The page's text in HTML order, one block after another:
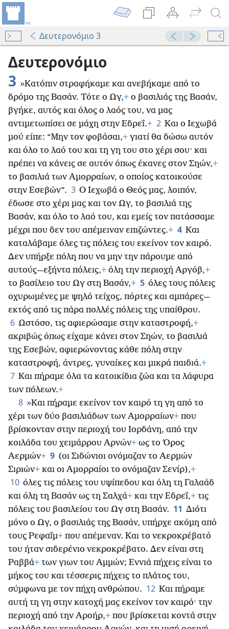
Δευτερονόμιο 3
Δευτερονόμιο
3 »Κατόπιν στραφήκαμε και ανεβήκαμε από το
δρόμο της Βασάν. Τότε ο Ωγ,+ ο βασιλιάς της Βασάν,
βγήκε, αυτός και όλος ο λαός του, να μας
αντιμετωπίσει σε μάχη στην Εδρεΐ.+ 2 Και ο Ιεχωβά
μού είπε: “Μην τον φοβάσαι,+ γιατί θα δώσω αυτόν
και όλο το λαό του και τη γη του στο χέρι σου· και
πρέπει να κάνεις σε αυτόν όπως έκανες στον Σηών,+
το βασιλιά των Αμορραίων, ο οποίος κατοικούσε
στην Εσεβών”. 3 Ο Ιεχωβά ο Θεός μας, λοιπόν,
έδωσε στο χέρι μας και τον Ωγ, το βασιλιά της
Βασάν, και όλο το λαό του, και εμείς τον πατάσσαμε
μέχρι που δεν του απέμειναν επιζώντες.+ 4 Και
καταλάβαμε όλες τις πόλεις του εκείνον τον καιρό.
Δεν υπήρξε πόλη που να μην την πάρουμε από
αυτούς—εξήντα πόλεις,+ όλη την περιοχή Αργόβ,+
το βασίλειο του Ωγ στη Βασάν,+ 5 όλες τους πόλεις
οχυρωμένες με ψηλό τείχος, πόρτες και αμπάρες—
εκτός από τις πάρα πολλές πόλεις της υπαίθρου.
6 Ωστόσο, τις αφιερώσαμε στην καταστροφή,+
ακριβώς όπως είχαμε κάνει στον Σηών, το βασιλιά
της Εσεβών, αφιερώνοντας κάθε πόλη στην
καταστροφή, άντρες, γυναίκες και μικρά παιδιά.+
7 Και πήραμε όλα τα κατοικίδια ζώα και τα λάφυρα
των πόλεων.+
8 »Και πήραμε εκείνον τον καιρό τη γη από το
χέρι των δύο βασιλιάδων των Αμορραίων+ που
βρίσκονταν στην περιοχή του Ιορδάνη, από την
κοιλάδα του χειμάρρου Αρνών+ ως το Όρος
Αερμών+ 9 (οι Σιδώνιοι ονόμαζαν το Αερμών
Σιριών+ και οι Αμορραίοι το ονόμαζαν Σενίρ),+
10 όλες τις πόλεις του υψίπεδου και όλη τη Γαλαάδ
και όλη τη Βασάν ως τη Σαλχά+ και την Εδρεΐ,+ τις
πόλεις του βασιλείου του Ωγ στη Βασάν. 11 Διότι
μόνο ο Ωγ, ο βασιλιάς της Βασάν, υπήρχε ακόμη από
τους Ρεφαΐμ+ που απέμεναν. Και το νεκροκρέβατό
του ήταν σιδερένιο νεκροκρέβατο. Δεν είναι στη
Ραββά+ των γιων του Αμμών; Εννιά πήχεις είναι το
μήκος του και τέσσερις πήχεις το πλάτος του,
σύμφωνα με τον πήχη ανθρώπου. 12 Και πήραμε
αυτή τη γη στην κατοχή μας εκείνον τον καιρό· την
περιοχή από την Αροήρ,+ που βρίσκεται κοντά στην